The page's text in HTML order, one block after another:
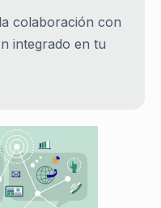
colaboración con
integrado en tu